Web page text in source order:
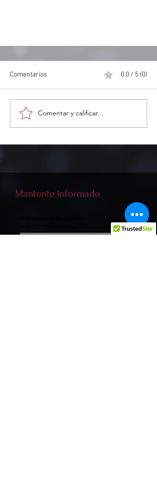
Alternativas CAD
Comentarios 0.0 / 5 (0)
Comentar y calificar...
Mantente informado